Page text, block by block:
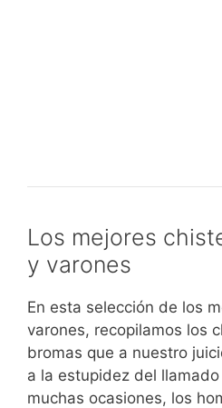
Los mejores
y varones
En esta selección de los
varones, recopilamos los
bromas que a nuestro
a la estupidez del
muchas ocasiones, los